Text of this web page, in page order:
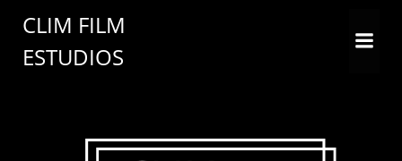
CLIM FILM
ESTUDIOS